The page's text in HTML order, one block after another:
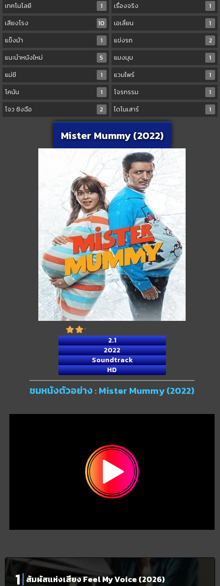
เทคโนโลยี
1 เรื่องจริง
1
เสียงโรง
10 เอเลี่ยน
1
แข็งม้า
1 แข่งรถ
2
แนะนำหนังใหม่
5 แมงมุม
1
แม่ชี
1 แวมไพร์
1
โคนัน
1 โจรกรรม
1
โจว ซิงฉือ
2 ไดโนเสาร์ 1
Mister Mummy (2022)
2.1
2022
Soundtrack
HD
ชมหนังตัวอย่าง : Mister Mummy (2022)
สัมผัสแห่งเสียง Feel My Voice (2026)